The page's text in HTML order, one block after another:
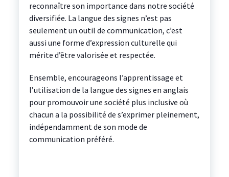
reconnaître son importance dans notre société
diversifiée. La langue des signes n’est pas
seulement un outil de communication, c’est
aussi une forme d’expression culturelle qui
mérite d’être valorisée et respectée.
Ensemble, encourageons l’apprentissage et
l’utilisation de la langue des signes en anglais
pour promouvoir une société plus inclusive où
chacun a la possibilité de s’exprimer pleinement,
indépendamment de son mode de
communication préféré.